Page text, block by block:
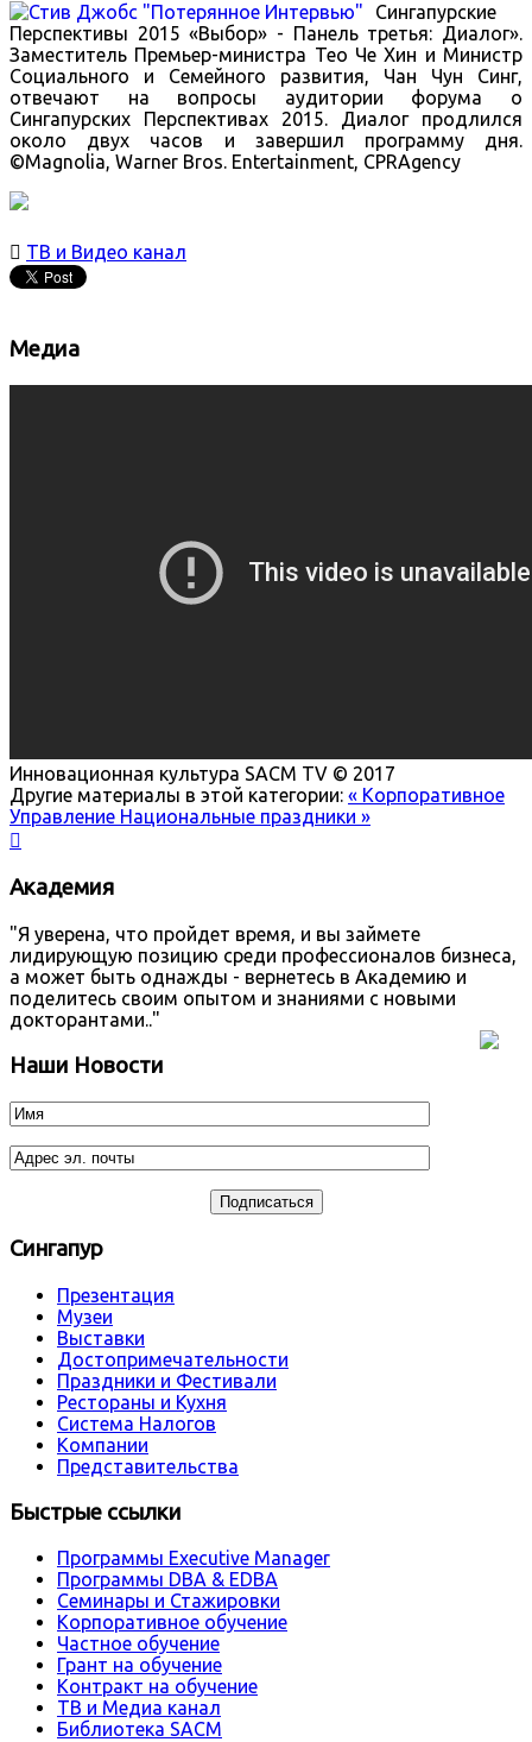
Сингапурские
Перспективы 2015 «Выбор» - Панель третья: Диалог».
Заместитель Премьер-министра Тео Че Хин и Министр
Социального и Семейного развития, Чан Чун Синг,
отвечают на вопросы аудитории форума о
Сингапурских Перспективах 2015. Диалог продлился
около двух часов и завершил программу дня.
©Magnolia, Warner Bros. Entertainment, CPRAgency
 ТВ и Видео канал
Медиа
Инновационная культура SACM TV © 2017
Другие материалы в этой категории: « Корпоративное
Управление Национальные праздники »

Академия
"Я уверена, что пройдет время, и вы займете
лидирующую позицию среди профессионалов бизнеса,
а может быть однажды - вернетесь в Академию и
поделитесь своим опытом и знаниями с новыми
докторантами.."
Наши Новости
Сингапур
Презентация
Музеи
Выставки
Достопримечательности
Праздники и Фестивали
Рестораны и Кухня
Система Налогов
Компании
Представительства
Быстрые ссылки
Программы Executive Manager
Программы DBA & EDBA
Семинары и Стажировки
Корпоративное обучение
Частное обучение
Грант на обучение
Контракт на обучение
ТВ и Медиа канал
Библиотека SACM